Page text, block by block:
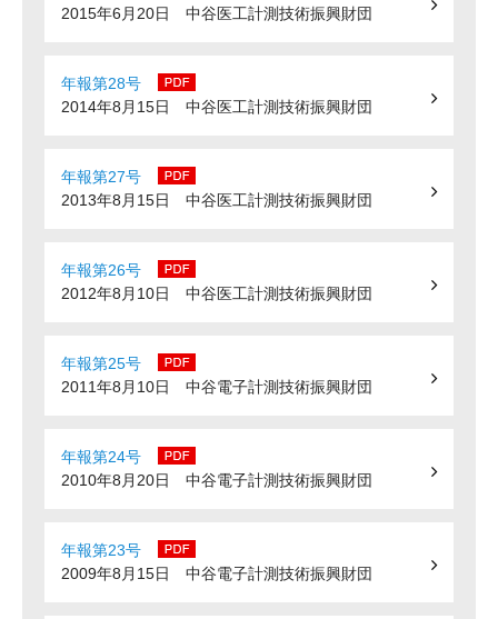
年報第23号
2009年8月15日 中谷電子計測技術振興財団
年報第24号
2010年8月20日 中谷電子計測技術振興財団
年報第25号
2011年8月10日 中谷電子計測技術振興財団
年報第26号
2012年8月10日 中谷医工計測技術振興財団
年報第27号
2013年8月15日 中谷医工計測技術振興財団
年報第28号
2014年8月15日 中谷医工計測技術振興財団
2015年6月20日 中谷医工計測技術振興財団